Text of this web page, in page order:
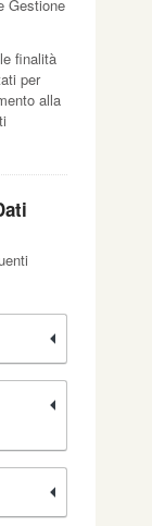
Gestione
finalità
per
alla